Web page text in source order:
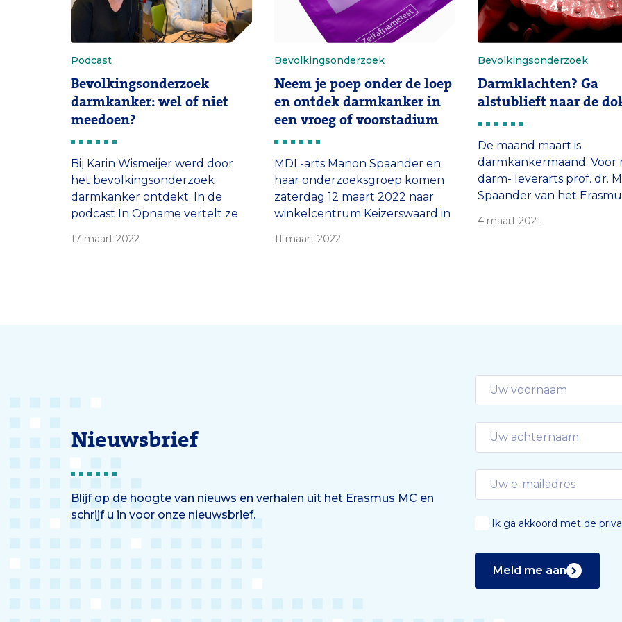
Podcast
Bevolkingsonderzoek
darmkanker: wel of niet
meedoen?
Bij Karin Wismeijer werd door
het bevolkingsonderzoek
darmkanker ontdekt. In de
podcast In Opname vertelt ze
diagnose. Maag-darm-leverarts
17 maart 2022
Bevolkingsonderzoek
Neem je poep onder de loep
en ontdek darmkanker in
een vroeg of voorstadium
MDL-arts Manon Spaander en
haar onderzoeksgroep komen
zaterdag 12 maart 2022 naar
winkelcentrum Keizerswaard in
winkelend publiek te praten
11 maart 2022
Bevolkingsonderzoek
Darmklachten? Ga
alstublieft naar de
De maand maart is
darmkankermaand. Voor
darm- leverarts prof. dr.
Spaander van het
reden om aandacht te
4 maart 2021
Nieuwsbrief
Blijf op de hoogte van nieuws en verhalen uit het Erasmus MC en
schrijf u in voor onze nieuwsbrief.
Ik ga akkoord met de
Meld me aan